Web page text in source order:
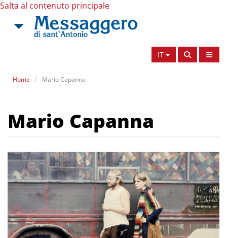
Salta al contenuto principale
IT
Home Mario Capanna
Mario Capanna